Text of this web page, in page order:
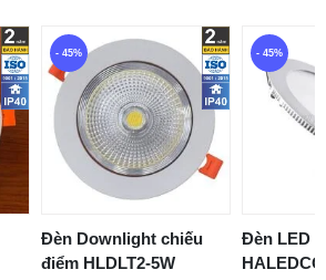
- 45%
Đèn Downlight chiếu
điểm HLDLT2-5W
- 45%
Đèn LED